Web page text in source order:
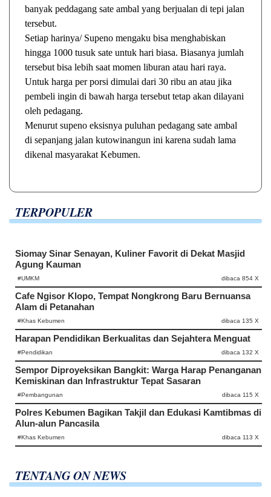
banyak peddagang sate ambal yang berjualan di tepi jalan
tersebut.
Setiap harinya/ Supeno mengaku bisa menghabiskan
hingga 1000 tusuk sate untuk hari biasa. Biasanya jumlah
tersebut bisa lebih saat momen liburan atau hari raya.
Untuk harga per porsi dimulai dari 30 ribu an atau jika
pembeli ingin di bawah harga tersebut tetap akan dilayani
oleh pedagang.
Menurut supeno eksisnya puluhan pedagang sate ambal
di sepanjang jalan kutowinangun ini karena sudah lama
dikenal masyarakat Kebumen.
TERPOPULER
Siomay Sinar Senayan, Kuliner Favorit di Dekat Masjid
Agung Kauman
#UMKM dibaca 854 X
Cafe Ngisor Klopo, Tempat Nongkrong Baru Bernuansa
Alam di Petanahan
#Khas Kebumen dibaca 135 X
Harapan Pendidikan Berkualitas dan Sejahtera Menguat
#Pendidikan dibaca 132 X
Sempor Diproyeksikan Bangkit: Warga Harap Penanganan
Kemiskinan dan Infrastruktur Tepat Sasaran
#Pembangunan dibaca 115 X
Polres Kebumen Bagikan Takjil dan Edukasi Kamtibmas di
Alun-alun Pancasila
#Khas Kebumen dibaca 113 X
TENTANG ON NEWS